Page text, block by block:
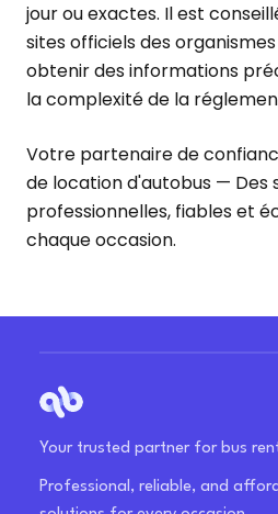
jour ou exactes. Il est
sites officiels des
obtenir des informations
la complexité de la
Votre partenaire de
de location d'autobus — Des
professionnelles, fiables et
chaque occasion.
Your trusted partner for bus
Professional, reliable, and